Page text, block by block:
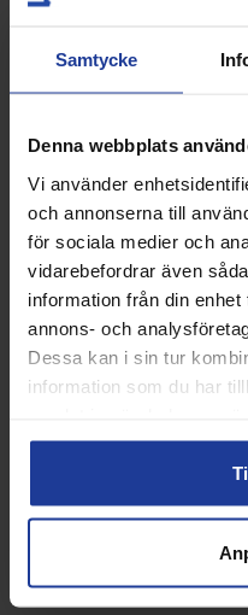
Samtycke
Denna webbplats
Vi använder
och annonserna till
för sociala medier och
vidarebefordrar även
information från din
annons- och
Dessa kan i sin tur
information som du har
221024-ltd-24
LIKNANDE
18%
Adidas Metalbone - 2026